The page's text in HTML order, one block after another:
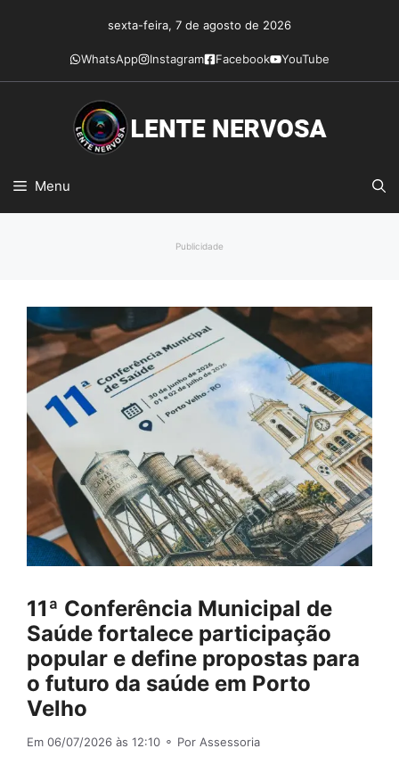
conteúdo
sexta-feira, 7 de agosto de 2026
WhatsApp Instagram Facebook YouTube
Menu
Publicidade
11ª Conferência Municipal de
Saúde fortalece participação
popular e define propostas para
o futuro da saúde em Porto
Velho
Em 06/07/2026 às 12:10 ⚬ Por Assessoria